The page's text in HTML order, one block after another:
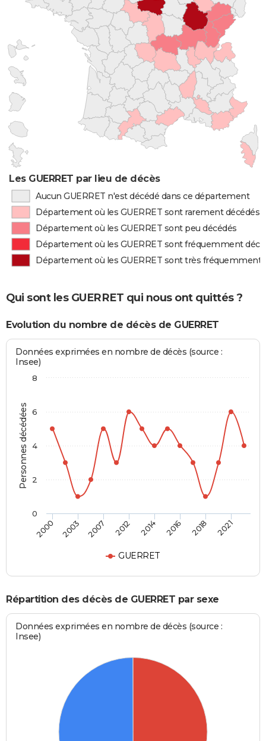
Les GUERRET par lieu de décès
Aucun GUERRET n'est décédé dans ce département
Département où les GUERRET sont rarement décédés
Département où les GUERRET sont peu décédés
Département où les GUERRET sont fréquemment
Département où les GUERRET sont très fréquemment
Qui sont les GUERRET qui nous ont quittés ?
Evolution du nombre de décès de GUERRET
Personnes décédées
Données exprimées en nombre de décès (source :
Insee)
GUERRET
2000 2003 2007 2012 2014 2016 2018 2021
0
2
4
6
8
Répartition des décès de GUERRET par sexe
Données exprimées en nombre de décès (source :
Insee)